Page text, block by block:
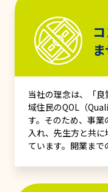
当社の理念は、「
域住民のQOL（
す。そのため、事
入れ、先生方と共
ています。開業まで